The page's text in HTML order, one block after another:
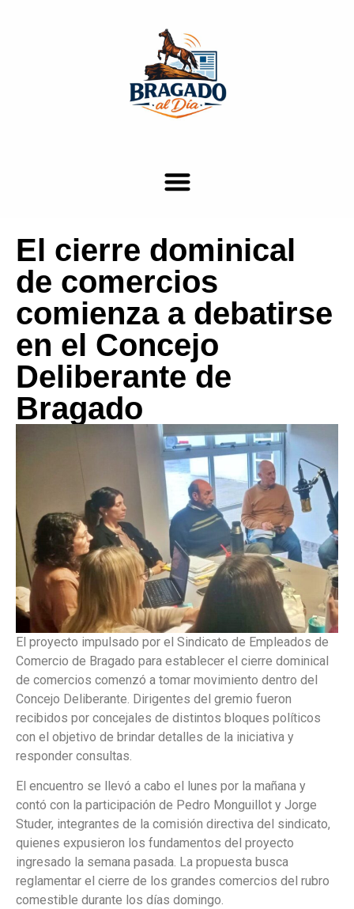
El cierre dominical
de comercios
comienza a debatirse
en el Concejo
Deliberante de
Bragado
El proyecto impulsado por el Sindicato de Empleados de
Comercio de Bragado para establecer el cierre dominical
de comercios comenzó a tomar movimiento dentro del
Concejo Deliberante. Dirigentes del gremio fueron
recibidos por concejales de distintos bloques políticos
con el objetivo de brindar detalles de la iniciativa y
responder consultas.
El encuentro se llevó a cabo el lunes por la mañana y
contó con la participación de Pedro Monguillot y Jorge
Studer, integrantes de la comisión directiva del sindicato,
quienes expusieron los fundamentos del proyecto
ingresado la semana pasada. La propuesta busca
reglamentar el cierre de los grandes comercios del rubro
comestible durante los días domingo.